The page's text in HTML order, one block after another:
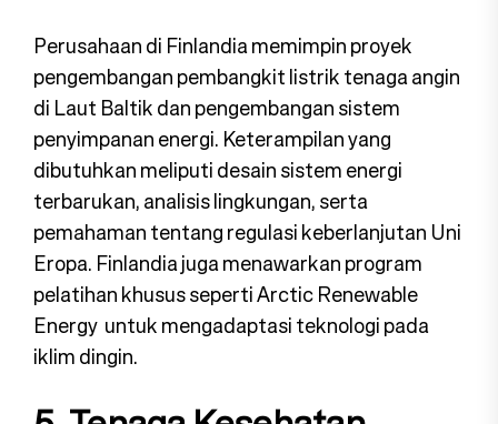
Perusahaan di Finlandia memimpin proyek
pengembangan pembangkit listrik tenaga angin
di Laut Baltik dan pengembangan sistem
penyimpanan energi. Keterampilan yang
dibutuhkan meliputi desain sistem energi
terbarukan, analisis lingkungan, serta
pemahaman tentang regulasi keberlanjutan Uni
Eropa. Finlandia juga menawarkan program
pelatihan khusus seperti Arctic Renewable
Energy untuk mengadaptasi teknologi pada
iklim dingin.